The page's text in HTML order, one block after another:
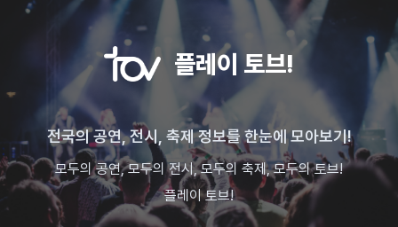
플레이 토브!
전국의 공연, 전시, 축제 정보를 한눈에 모아보기!
모두의 공연, 모두의 전시, 모두의 축제, 모두의 토브!
플레이 토브!